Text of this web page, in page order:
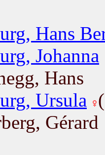
Hans
Johanna
Hans
Ursula
Gérard